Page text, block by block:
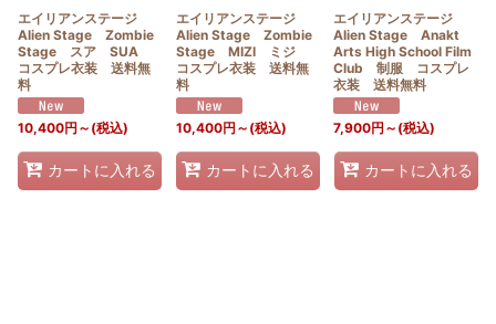
エイリアンステージ
Alien Stage Zombie
Stage スア SUA
コスプレ衣装 送料無
料
10,400円 ～ (税込)
カートに入れる
エイリアンステージ
Alien Stage Zombie
Stage MIZI ミジ
コスプレ衣装 送料無
料
10,400円 ～ (税込)
カートに入れる
エイリアンステージ
Alien Stage Anakt
Arts High School Film
Club 制服 コスプレ
衣装 送料無料
7,900円 ～ (税込)
カートに入れる